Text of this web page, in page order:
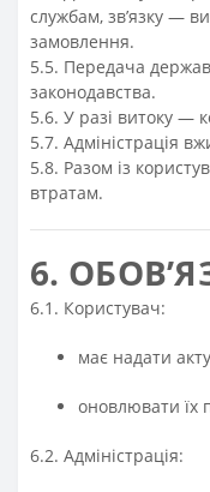
службам, зв’язку —
замовлення.
5.5. Передача
законодавства.
5.6. У разі витоку —
5.7. Адміністрація
5.8. Разом із
втратам.
6.
6.1. Користувач:
має надати
оновлювати їх
6.2. Адміністрація: